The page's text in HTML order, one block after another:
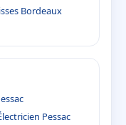
Bordeaux
Pessac